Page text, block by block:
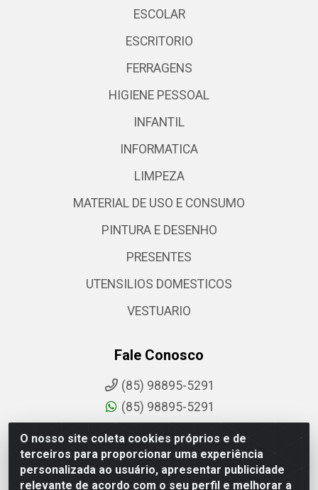
O nosso site coleta cookies próprios e de
terceiros para proporcionar uma experiência
personalizada ao usuário, apresentar publicidade
relevante de acordo com o seu perfil e melhorar a
ESCOLAR
ESCRITORIO
FERRAGENS
HIGIENE PESSOAL
INFANTIL
INFORMATICA
LIMPEZA
MATERIAL DE USO E CONSUMO
PINTURA E DESENHO
PRESENTES
UTENSILIOS DOMESTICOS
VESTUARIO
Fale Conosco
(85) 98895-5291
(85) 98895-5291
Fale Conosco